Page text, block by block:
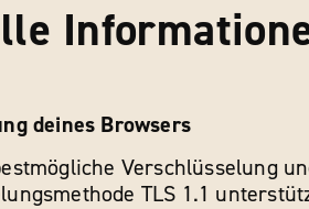
deines Browsers
Verschlüsselung
TLS 1.1